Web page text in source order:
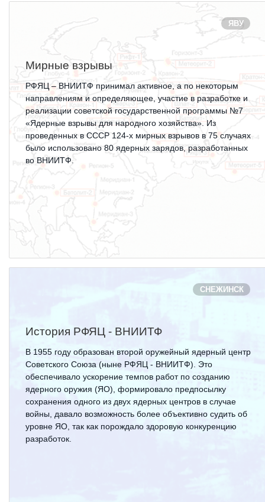
ВНИИТФ
Территория здоровья
ПРЕСС-ЦЕНТР
Новости ВНИИТФ
Новости
Контроль и арбитраж
Обучение
Контакты
ПОСЕЩЕНИЕ ЗАТО
ЯВУ
Мирные взрывы
РФЯЦ – ВНИИТФ принимал активное, а по некоторым
направлениям и определяющее, участие в разработке и
реализации советской государственной программы №7
«Ядерные взрывы для народного хозяйства». Из
проведенных в СССР 124-х мирных взрывов в 75 случаях
было использовано 80 ядерных зарядов, разработанных
во ВНИИТФ.
СНЕЖИНСК
История РФЯЦ - ВНИИТФ
В 1955 году образован второй оружейный ядерный центр
Советского Союза (ныне РФЯЦ - ВНИИТФ). Это
обеспечивало ускорение темпов работ по созданию
ядерного оружия (ЯО), формировало предпосылку
сохранения одного из двух ядерных центров в случае
войны, давало возможность более объективно судить об
уровне ЯО, так как порождало здоровую конкуренцию
разработок.